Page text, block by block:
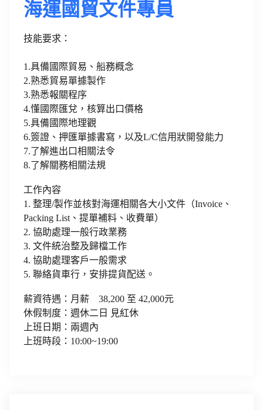
海運國貿文件專員
技能要求：
1.具備國際貿易、船務概念
2.熟悉貿易單據製作
3.熟悉報關程序
4.懂國際匯兌，核算出口價格
5.具備國際地理觀
6.簽證、押匯單據書寫，以及L/C信用狀開發能力
7.了解進出口相關法令
8.了解關務相關法規
工作內容
1. 整理/製作並核對海運相關各大小文件（Invoice、
Packing List、提單補料、收費單）
2. 協助處理一般行政業務
3. 文件統治整及歸檔工作
4. 協助處理客戶一般需求
5. 聯絡貨車行，安排提貨配送。
薪資待遇：月薪 38,200 至 42,000元
休假制度：週休二日 見紅休
上班日期：兩週內
上班時段：10:00~19:00